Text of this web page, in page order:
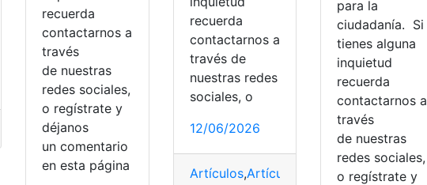
Educación,escolar Estudios sociales Herramientas Ecuador
recuerda
contactarnos a
través
de nuestras
redes sociales,
o regístrate y
déjanos
un comentario
en esta página
recuerda
contactarnos a
través de
nuestras redes
sociales, o
12/06/2026
Artículos,Artículos Científicos,Consultas
para la
ciudadanía. Si
tienes alguna
inquietud
recuerda
contactarnos a
través
de nuestras
redes sociales,
o regístrate y